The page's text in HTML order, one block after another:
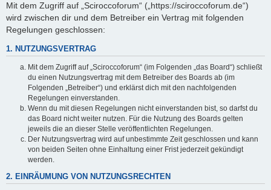
Mit dem Zugriff auf „Sciroccoforum“ („https://sciroccoforum.de“)
wird zwischen dir und dem Betreiber ein Vertrag mit folgenden
Regelungen geschlossen:
1. NUTZUNGSVERTRAG
Mit dem Zugriff auf „Sciroccoforum“ (im Folgenden „das Board“) schließt
du einen Nutzungsvertrag mit dem Betreiber des Boards ab (im
Folgenden „Betreiber“) und erklärst dich mit den nachfolgenden
Regelungen einverstanden.
Wenn du mit diesen Regelungen nicht einverstanden bist, so darfst du
das Board nicht weiter nutzen. Für die Nutzung des Boards gelten
jeweils die an dieser Stelle veröffentlichten Regelungen.
Der Nutzungsvertrag wird auf unbestimmte Zeit geschlossen und kann
von beiden Seiten ohne Einhaltung einer Frist jederzeit gekündigt
werden.
2. EINRÄUMUNG VON NUTZUNGSRECHTEN